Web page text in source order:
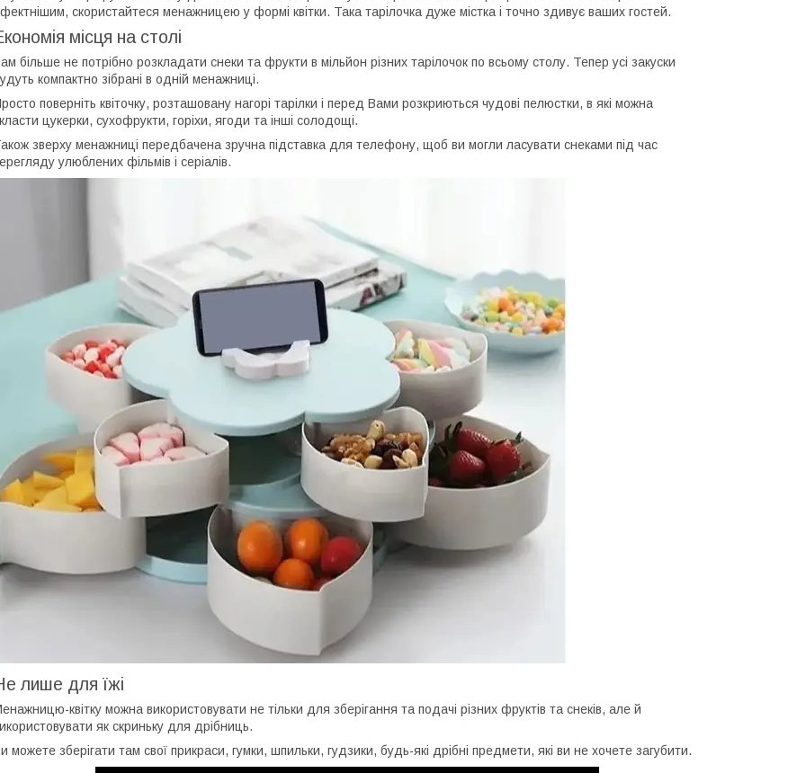
скористайтеся менажницею у формі квітки. Така тарілочка дуже містка і точно здивує ваших гостей.
місця на столі
більше не потрібно розкладати снеки та фрукти в мільйон різних тарілочок по всьому столу. Тепер усі закуски
компактно зібрані в одній менажниці.
поверніть квіточку, розташовану нагорі тарілки і перед Вами розкриються чудові пелюстки, в які можна
цукерки, сухофрукти, горіхи, ягоди та інші солодощі.
зверху менажниці передбачена зручна підставка для телефону, щоб ви могли ласувати снеками під час
улюблених фільмів і серіалів.
лише для їжі
квітку можна використовувати не тільки для зберігання та подачі різних фруктів та снеків, але й
як скриньку для дрібниць.
можете зберігати там свої прикраси, гумки, шпильки, гудзики, будь-які дрібні предмети, які ви не хочете загубити.